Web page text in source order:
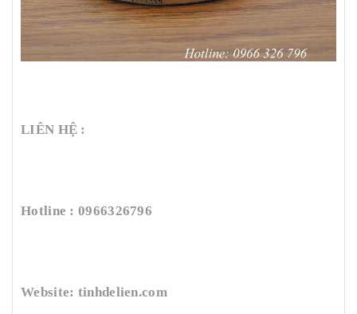
LIÊN HỆ :
Hotline : 0966326796
Website: tinhdelien.com